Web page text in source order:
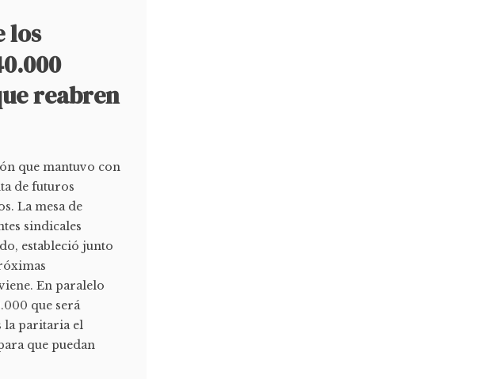
los
reabren
que mantuvo con
de futuros
La mesa de
sindicales
estableció junto
En paralelo
que será
la paritaria el
que puedan